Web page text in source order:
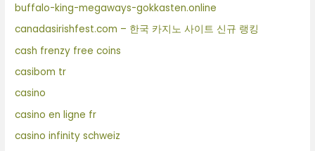
buffalo-king-megaways-gokkasten.online
canadasirishfest.com – 한국 카지노 사이트 신규 랭킹
cash frenzy free coins
casibom tr
casino
casino en ligne fr
casino infinity schweiz